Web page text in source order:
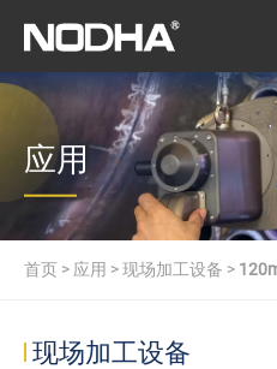
应用
首页 > 应用 >现场加工设备 >
现场加工设备